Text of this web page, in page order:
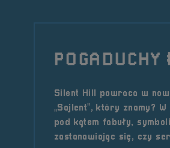
POGADUCHY
Silent Hill powraca w
„Sajlent”, który znamy?
pod kątem fabuły,
zastanawiając się, czy